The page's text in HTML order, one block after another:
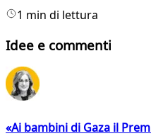
1 min di lettura
Idee e commenti
«Ai bambini di Gaza il